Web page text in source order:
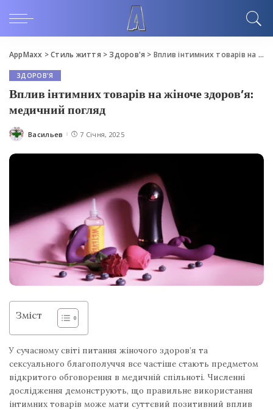
AppMaxx >Стиль життя >Здоров'я > Вплив інтимних товарів на жіноче здоров’я: медичний погляд
ЗДОРОВ'Я
Вплив інтимних товарів на жіноче здоров’я:
медичний погляд
Posted
Васильев 7 Січня, 2025
Зміст
У сучасному світі питання жіночого здоров’я та
сексуального благополуччя все частіше стають предметом
відкритого обговорення в медичній спільноті. Численні
дослідження демонструють, що правильне використання
інтимних товарів може мати суттєвий позитивний вплив